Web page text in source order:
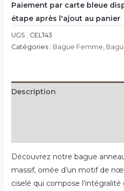
Paiement par carte bleue
étape après l'ajout au panier
UGS : CELT43
Catégories : Bague Femme
Description
Découvrez notre bague
massif, ornée d’un motif de
ciselé qui compose l’intégralité